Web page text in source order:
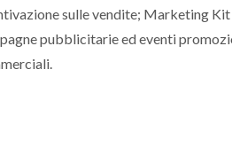
sulle vendite; Marketing
pubblicitarie ed eventi